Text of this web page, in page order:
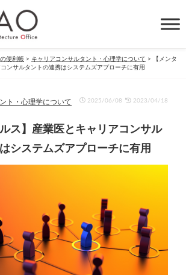
便利帳 > キャリアコンサルタント・心理学について >
【メンタ
ンサルタントの連携はシステムズアプローチに有用
ト・心理学について 2025/06/08 2023/04/18
ルス】産業医とキャリアコンサル
システムズアプローチに有用